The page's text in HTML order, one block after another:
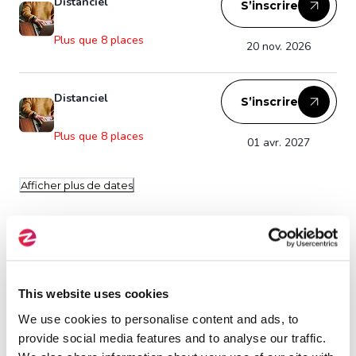
This website uses cookies
We use cookies to personalise content and ads, to
provide social media features and to analyse our traffic.
Plus que 8 places 20 nov. 2026
S’inscrire
Distanciel
Plus que 8 places 01 avr. 2027
S’inscrire
Afficher plus de dates
Publics visés
Pré-requis